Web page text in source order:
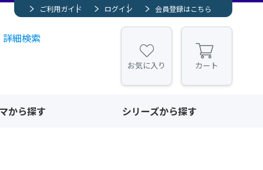
ご利用ガイド ログイン 会員登録はこちら
詳細検索
お気に入り カート
から探す シリーズから探す